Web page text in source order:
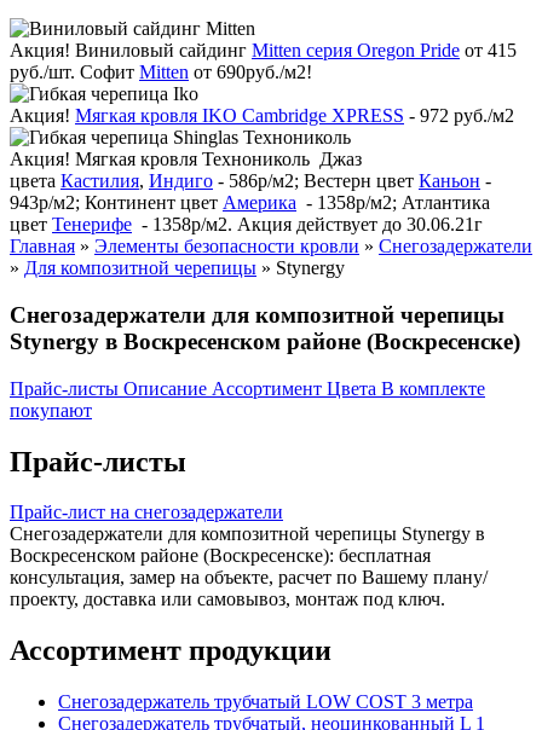
Акция! Виниловый сайдинг Mitten серия Oregon Pride от 415
руб./шт. Софит Mitten от 690руб./м2!
Акция! Мягкая кровля IKO Cambridge XPRESS - 972 руб./м2
Акция! Мягкая кровля Технониколь Джаз
цвета Кастилия, Индиго - 586р/м2; Вестерн цвет Каньон -
943р/м2; Континент цвет Америка - 1358р/м2; Атлантика
цвет Тенерифе - 1358р/м2. Акция действует до 30.06.21г
Главная » Элементы безопасности кровли » Снегозадержатели
» Для композитной черепицы » Stynergy
Снегозадержатели для композитной черепицы
Stynergy в Воскресенском районе (Воскресенске)
Прайс-листы Описание Ассортимент Цвета В комплекте
покупают
Прайс-листы
Прайс-лист на снегозадержатели
Снегозадержатели для композитной черепицы Stynergy в
Воскресенском районе (Воскресенске): бесплатная
консультация, замер на объекте, расчет по Вашему плану/
проекту, доставка или самовывоз, монтаж под ключ.
Ассортимент продукции
Снегозадержатель трубчатый LOW COST 3 метра
Снегозадержатель трубчатый, неоцинкованный L 1